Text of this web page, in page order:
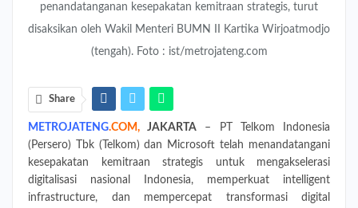
penandatanganan kesepakatan kemitraan strategis, turut
disaksikan oleh Wakil Menteri BUMN II Kartika Wirjoatmodjo
(tengah). Foto : ist/metrojateng.com
Share
METROJATENG.COM, JAKARTA – PT Telkom Indonesia
(Persero) Tbk (Telkom) dan Microsoft telah menandatangani
kesepakatan kemitraan strategis untuk mengakselerasi
digitalisasi nasional Indonesia, memperkuat intelligent
infrastructure, dan mempercepat transformasi digital